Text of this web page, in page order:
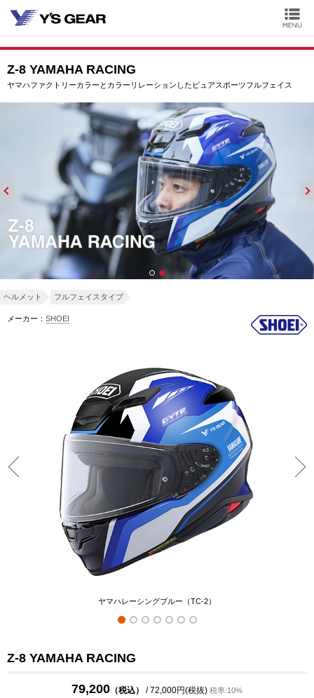
Z-8 YAMAHA RACING
ヤマハファクトリーカラーとカラーリレーションしたピュアスポーツフルフェイス
ヘルメット フルフェイスタイプ
メーカー： SHOEI
ヤマハレーシングブルー（TC-2）
Z-8 YAMAHA RACING
79,200 （税込） / 72,000円(税抜) 税率:10%